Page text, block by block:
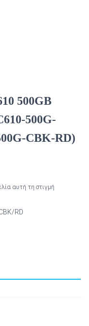
500GB
500G-
CBK-RD)
αυτή τη στιγμή
RD